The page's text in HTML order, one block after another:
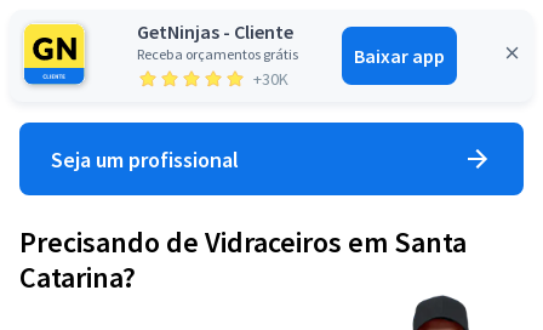
GetNinjas - Cliente
Receba orçamentos grátis
+30K
Baixar app
Entrar
Seja um profissional
Precisando de Vidraceiros em Santa
Catarina?